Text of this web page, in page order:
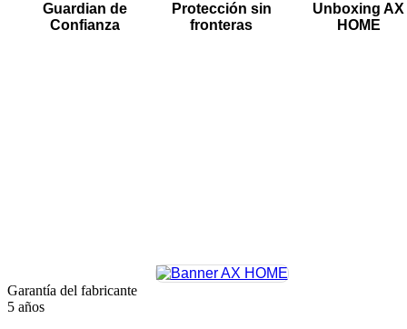
Guardian de
Confianza
Protección sin
fronteras
Unboxing AX
HOME
Garantía del fabricante
5 años